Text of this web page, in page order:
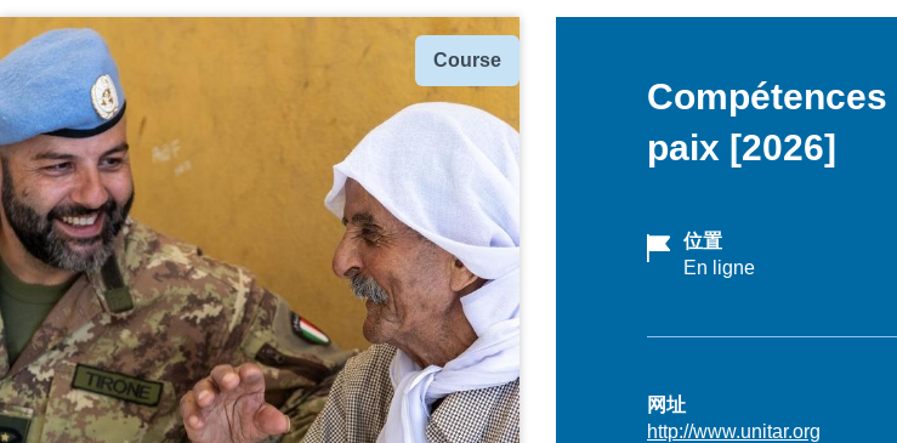
种
类
Course
paix [2026]
位置
En ligne
网址
http://www.unitar.org